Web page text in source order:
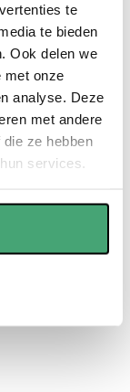
te
te bieden
Ook delen we
met onze
analyse. Deze
met andere
ze hebben
services.
gaan ze
de toekomst.
kunnen goed
geschikt.